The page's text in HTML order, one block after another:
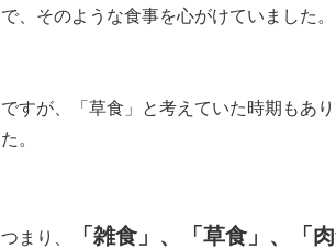
で、そのような食事を心がけていました。
ですが、「草食」と考えていた時期もあ
た。
つまり、 「雑食」、「草食」、「肉